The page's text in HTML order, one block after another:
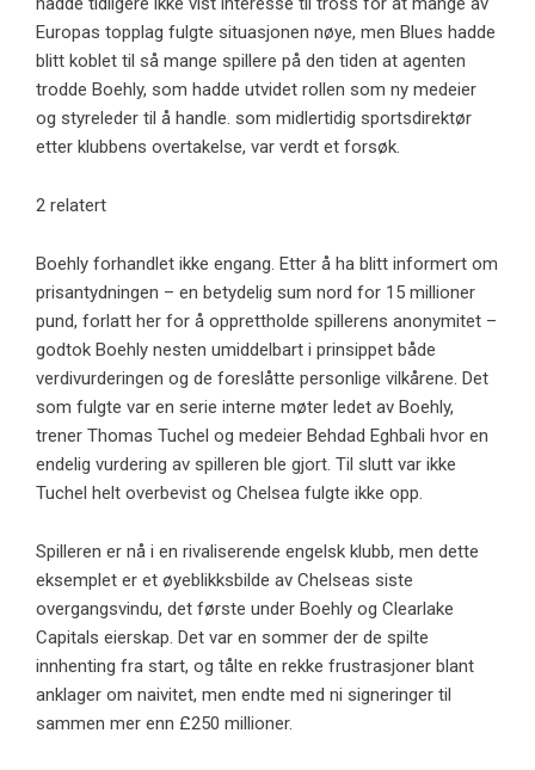
Europas topplag fulgte situasjonen nøye, men Blues hadde
blitt koblet til så mange spillere på den tiden at agenten
trodde Boehly, som hadde utvidet rollen som ny medeier
og styreleder til å handle. som midlertidig sportsdirektør
etter klubbens overtakelse, var verdt et forsøk.
2 relatert
Boehly forhandlet ikke engang. Etter å ha blitt informert om
prisantydningen – en betydelig sum nord for 15 millioner
pund, forlatt her for å opprettholde spillerens anonymitet –
godtok Boehly nesten umiddelbart i prinsippet både
verdivurderingen og de foreslåtte personlige vilkårene. Det
som fulgte var en serie interne møter ledet av Boehly,
trener Thomas Tuchel og medeier Behdad Eghbali hvor en
endelig vurdering av spilleren ble gjort. Til slutt var ikke
Tuchel helt overbevist og Chelsea fulgte ikke opp.
Spilleren er nå i en rivaliserende engelsk klubb, men dette
eksemplet er et øyeblikksbilde av Chelseas siste
overgangsvindu, det første under Boehly og Clearlake
Capitals eierskap. Det var en sommer der de spilte
innhenting fra start, og tålte en rekke frustrasjoner blant
anklager om naivitet, men endte med ni signeringer til
sammen mer enn £250 millioner.